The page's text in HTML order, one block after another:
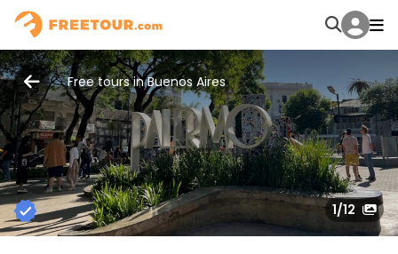
Free tours in Buenos Aires
1/12